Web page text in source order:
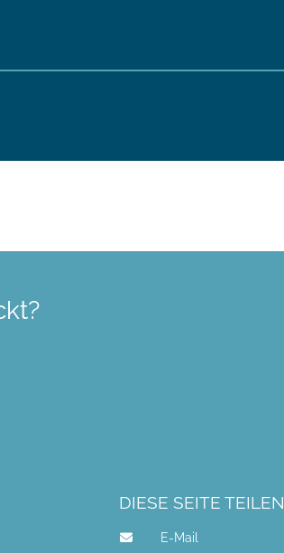
DIESE SEITE TEILEN
E-Mail